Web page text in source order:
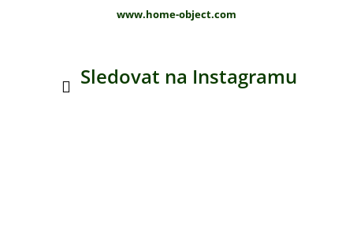
www.home-object.com
Sledovat na Instagramu